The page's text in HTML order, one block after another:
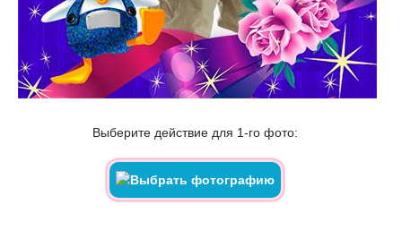
Выберите действие для 1-го фото: